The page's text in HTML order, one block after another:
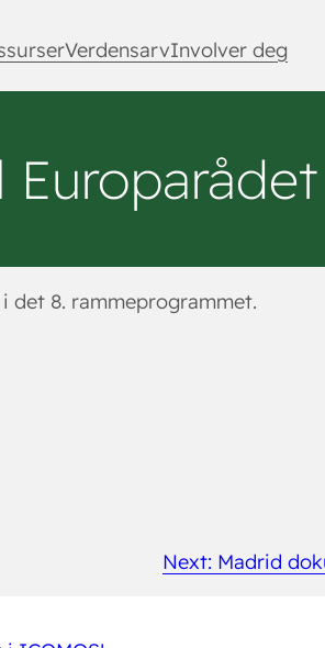
VerdensarvInvolver deg
Europarådet
det 8. rammeprogrammet.
Next: Madrid